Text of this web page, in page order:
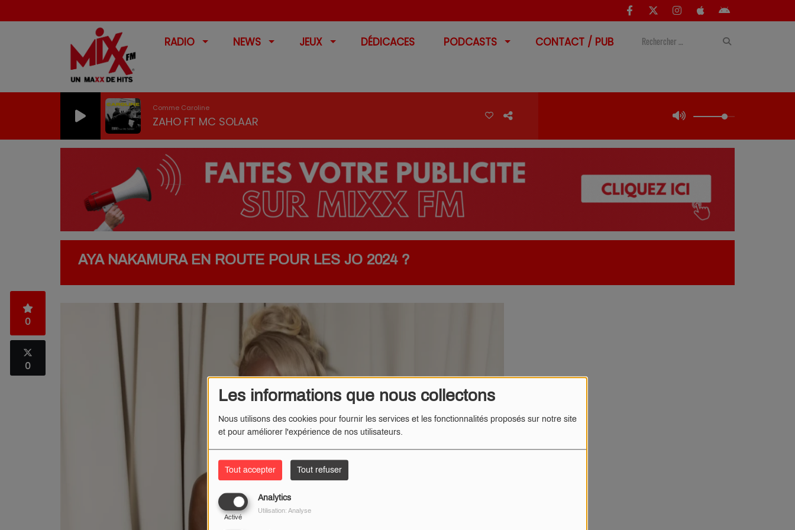
Les informations que nous collectons
Nous utilisons des cookies pour fournir les services et les fonctionnalités proposés sur notre site
et pour améliorer l'expérience de nos utilisateurs.
Tout accepter Tout refuser
Analytics
Activé
Utilisation: Analyse
RADIO NEWS JEUX DÉDICACES PODCASTS CONTACT / PUB
Comme Caroline
ZAHO FT MC SOLAAR
AYA NAKAMURA EN ROUTE POUR LES JO 2024 ?
0
0